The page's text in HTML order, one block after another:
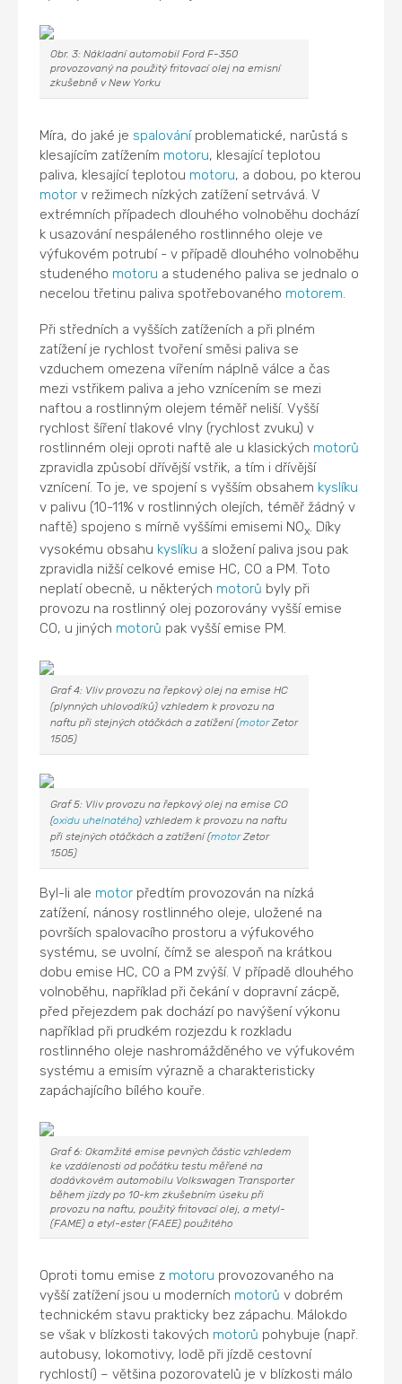
Obr. 3: Nákladní automobil Ford F-350
provozovaný na použitý fritovací olej na emisní
zkušebně v New Yorku
Míra, do jaké je spalováníproblematické, narůstá s
klesajícím zatížením motoru, klesající teplotou
paliva, klesající teplotou motoru, a dobou, po kterou
motor v režimech nízkých zatížení setrvává. V
extrémních případech dlouhého volnoběhu dochází
k usazování nespáleného rostlinného oleje ve
výfukovém potrubí - v případě dlouhého volnoběhu
studeného motoru a studeného paliva se jednalo o
necelou třetinu paliva spotřebovaného motorem.
Při středních a vyšších zatíženích a při plném
zatížení je rychlost tvoření směsi paliva se
vzduchem omezena vířením náplně válce a čas
mezi vstřikem paliva a jeho vznícením se mezi
naftou a rostlinným olejem téměř neliší. Vyšší
rychlost šíření tlakové vlny (rychlost zvuku) v
rostlinném oleji oproti naftě ale u klasických motorů
zpravidla způsobí dřívější vstřik, a tím i dřívější
vznícení. To je, ve spojení s vyšším obsahem kyslíku
v palivu (10-11% v rostlinných olejích, téměř žádný v
naftě) spojeno s mírně vyššími emisemi NOx. Díky
vysokému obsahu kyslíku a složení paliva jsou pak
zpravidla nižší celkové emise HC, CO a PM. Toto
neplatí obecně, u některých motorů byly při
provozu na rostlinný olej pozorovány vyšší emise
CO, u jiných motorů pak vyšší emise PM.
Graf 4: Vliv provozu na řepkový olej na emise HC
(plynných uhlovodíků) vzhledem k provozu na
naftu při stejných otáčkách a zatížení (motorZetor
1505)
Graf 5: Vliv provozu na řepkový olej na emise CO
(oxidu uhelnatého) vzhledem k provozu na naftu
při stejných otáčkách a zatížení (motorZetor
1505)
Byl-li ale motor předtím provozován na nízká
zatížení, nánosy rostlinného oleje, uložené na
površích spalovacího prostoru a výfukového
systému, se uvolní, čímž se alespoň na krátkou
dobu emise HC, CO a PM zvýší. V případě dlouhého
volnoběhu, například při čekání v dopravní zácpě,
před přejezdem pak dochází po navýšení výkonu
například při prudkém rozjezdu k rozkladu
rostlinného oleje nashromážděného ve výfukovém
systému a emisím výrazně a charakteristicky
zapáchajícího bílého kouře.
Graf 6: Okamžité emise pevných částic vzhledem
ke vzdálenosti od počátku testu měřené na
dodávkovém automobilu Volkswagen Transporter
během jízdy po 10-km zkušebním úseku při
provozu na naftu, použitý fritovací olej, a metyl-
(FAME) a etyl-ester (FAEE) použitého
Oproti tomu emise z motoru provozovaného na
vyšší zatížení jsou u moderních motorů v dobrém
technickém stavu prakticky bez zápachu. Málokdo
se však v blízkosti takových motorů pohybuje (např.
autobusy, lokomotivy, lodě při jízdě cestovní
rychlostí) – většina pozorovatelů je v blízkosti málo